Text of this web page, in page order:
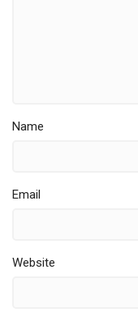
Name
Email
Website